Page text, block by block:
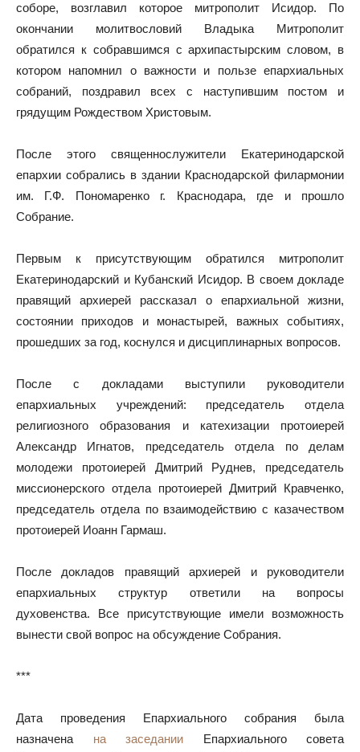
соборе, возглавил которое митрополит Исидор. По
окончании молитвословий Владыка Митрополит
обратился к собравшимся с архипастырским словом, в
котором напомнил о важности и пользе епархиальных
собраний, поздравил всех с наступившим постом и
грядущим Рождеством Христовым.
После этого священнослужители Екатеринодарской
епархии собрались в здании Краснодарской филармонии
им. Г.Ф. Пономаренко г. Краснодара, где и прошло
Собрание.
Первым к присутствующим обратился митрополит
Екатеринодарский и Кубанский Исидор. В своем докладе
правящий архиерей рассказал о епархиальной жизни,
состоянии приходов и монастырей, важных событиях,
прошедших за год, коснулся и дисциплинарных вопросов.
После с докладами выступили руководители
епархиальных учреждений: председатель отдела
религиозного образования и катехизации протоиерей
Александр Игнатов, председатель отдела по делам
молодежи протоиерей Дмитрий Руднев, председатель
миссионерского отдела протоиерей Дмитрий Кравченко,
председатель отдела по взаимодействию с казачеством
протоиерей Иоанн Гармаш.
После докладов правящий архиерей и руководители
епархиальных структур ответили на вопросы
духовенства. Все присутствующие имели возможность
вынести свой вопрос на обсуждение Собрания.
***
Дата проведения Епархиального собрания была
назначена на заседании Епархиального совета